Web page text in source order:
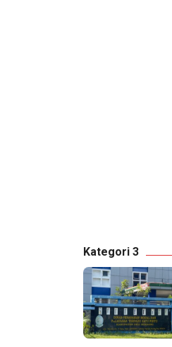
Kategori 3